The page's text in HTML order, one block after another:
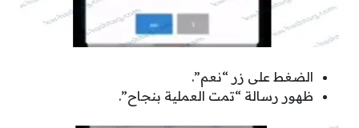
الضغط على زر “نعم”.
ظهور رسالة “تمت العملية بنجاح”.